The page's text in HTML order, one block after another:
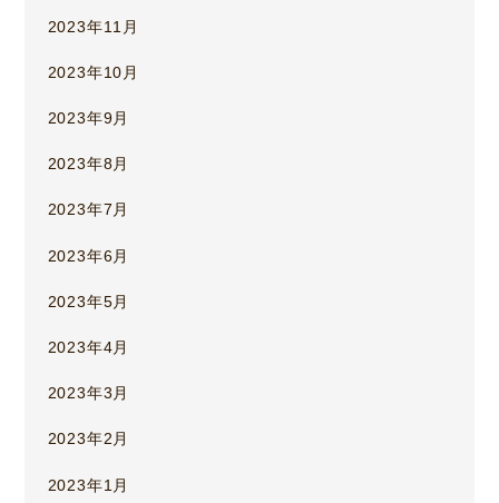
2023年11月
2023年10月
2023年9月
2023年8月
2023年7月
2023年6月
2023年5月
2023年4月
2023年3月
2023年2月
2023年1月